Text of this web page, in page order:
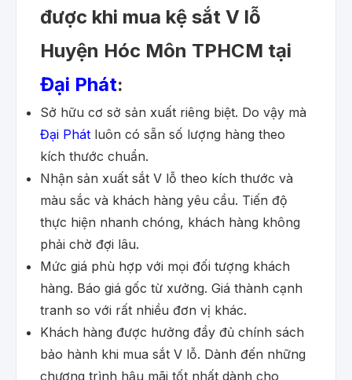
được khi mua kệ sắt V lỗ
Huyện Hóc Môn TPHCM tại
Đại Phát:
Sở hữu cơ sở sản xuất riêng biệt. Do vậy mà
Đại Phát luôn có sẵn số lượng hàng theo
kích thước chuẩn.
Nhận sản xuất sắt V lỗ theo kích thước và
màu sắc và khách hàng yêu cầu. Tiến độ
thực hiện nhanh chóng, khách hàng không
phải chờ đợi lâu.
Mức giá phù hợp với mọi đối tượng khách
hàng. Báo giá gốc từ xưởng. Giá thành cạnh
tranh so với rất nhiều đơn vị khác.
Khách hàng được hưởng đầy đủ chính sách
bảo hành khi mua sắt V lỗ. Dành đến những
chương trình hậu mãi tốt nhất dành cho